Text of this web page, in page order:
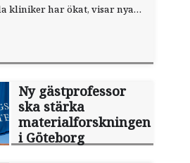
kliniker har ökat, visar nya
Ny gästprofessor
ska stärka
materialforskningen
i Göteborg